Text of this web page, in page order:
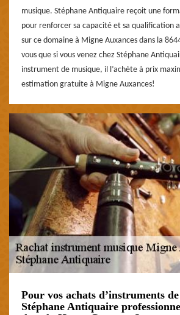
musique. Stéphane Antiquaire reçoit une
pour renforcer sa capacité et sa qualification
sur ce domaine à Migne Auxances dans la
vous que si vous venez chez Stéphane
instrument de musique, il l’achète à prix
estimation gratuite à Migne Auxances!
Pour vos achats d’instruments
Stéphane Antiquaire